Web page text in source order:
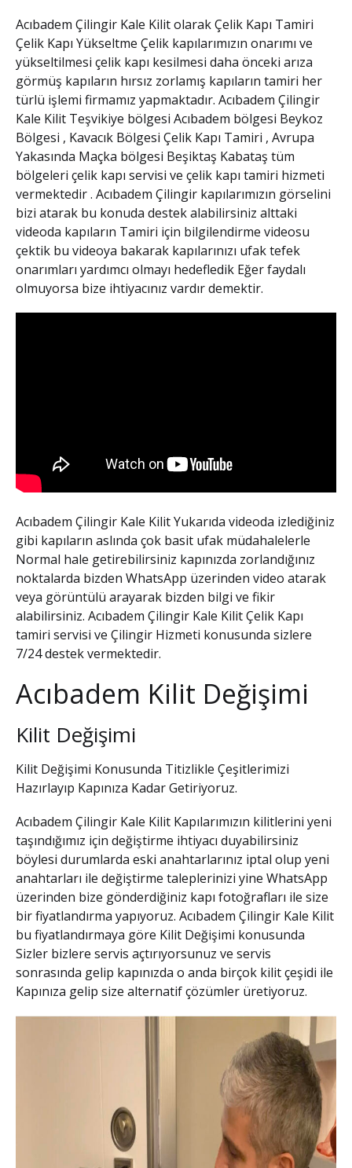
Acıbadem Çilingir Kale KilitolarakÇelik Kapı Tamiri
Çelik Kapı Yükseltme Çelik kapılarımızın onarımı ve
yükseltilmesi çelik kapı kesilmesi daha önceki arıza
görmüş kapıların hırsız zorlamış kapıların tamiri her
türlü işlemi firmamız yapmaktadır. Acıbadem Çilingir
Kale Kilit Teşvikiye bölgesi Acıbadem bölgesi Beykoz
Bölgesi , Kavacık Bölgesi Çelik Kapı Tamiri , Avrupa
Yakasında Maçka bölgesi Beşiktaş Kabataş tüm
bölgeleri çelik kapı servisi ve çelik kapı tamiri hizmeti
vermektedir . Acıbadem Çilingir kapılarımızın görselini
bizi atarak bu konuda destek alabilirsiniz alttaki
videoda kapıların Tamiri için bilgilendirme videosu
çektik bu videoya bakarak kapılarınızı ufak tefek
onarımları yardımcı olmayı hedefledik Eğer faydalı
olmuyorsa bize ihtiyacınız vardır demektir.
Acıbadem Çilingir Kale KilitYukarıda videoda izlediğiniz
gibi kapıların aslında çok basit ufak müdahalelerle
Normal hale getirebilirsiniz kapınızda zorlandığınız
noktalarda bizden WhatsApp üzerinden video atarak
veya görüntülü arayarak bizden bilgi ve fikir
alabilirsiniz. Acıbadem Çilingir Kale KilitÇelik Kapı
tamiri servisi ve Çilingir Hizmeti konusunda sizlere
7/24 destek vermektedir.
Acıbadem Kilit Değişimi
Kilit Değişimi
Kilit Değişimi Konusunda Titizlikle Çeşitlerimizi
Hazırlayıp Kapınıza Kadar Getiriyoruz.
Acıbadem Çilingir Kale Kilit Kapılarımızın kilitlerini yeni
taşındığımız için değiştirme ihtiyacı duyabilirsiniz
böylesi durumlarda eski anahtarlarınız iptal olup yeni
anahtarları ile değiştirme taleplerinizi yine WhatsApp
üzerinden bize gönderdiğiniz kapı fotoğrafları ile size
bir fiyatlandırma yapıyoruz. Acıbadem Çilingir Kale Kilit
bu fiyatlandırmaya göre Kilit Değişimi konusunda
Sizler bizlere servis açtırıyorsunuz ve servis
sonrasında gelip kapınızda o anda birçok kilit çeşidi ile
Kapınıza gelip size alternatif çözümler üretiyoruz.